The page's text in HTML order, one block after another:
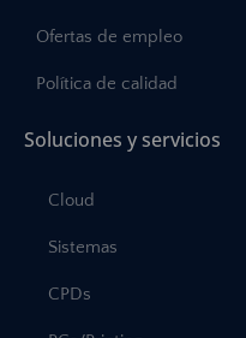
Ofertas de empleo
Política de calidad
Soluciones y servicios
Cloud
Sistemas
CPDs